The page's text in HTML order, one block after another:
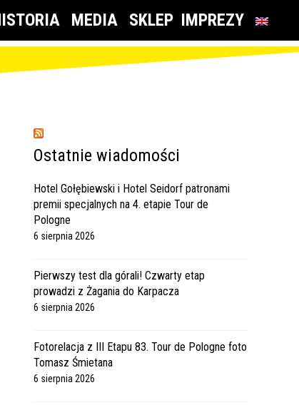
MEDIA SKLEP IMPREZY
Ostatnie wiadomości
Hotel Gołębiewski i Hotel Seidorf patronami
premii specjalnych na 4. etapie Tour de
Pologne
6 sierpnia 2026
Pierwszy test dla górali! Czwarty etap
prowadzi z Żagania do Karpacza
6 sierpnia 2026
Fotorelacja z III Etapu 83. Tour de Pologne foto
Tomasz Śmietana
6 sierpnia 2026